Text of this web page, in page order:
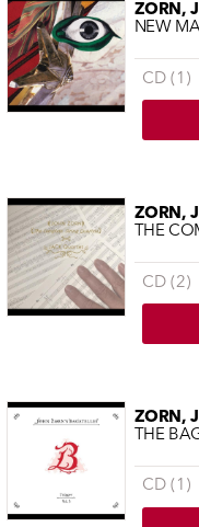
ZORN,
NEW
CD (1)
ZORN,
THE
CD (2)
ZORN,
THE
CD (1)